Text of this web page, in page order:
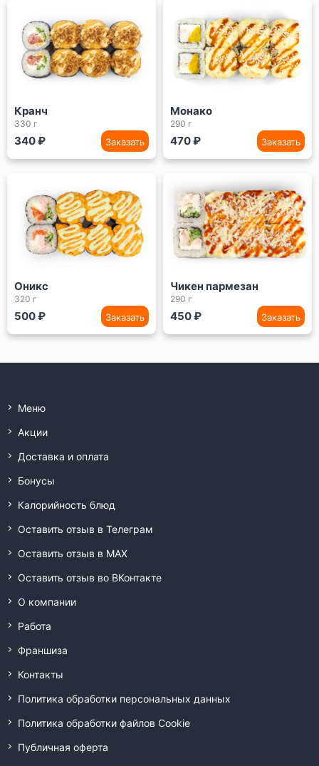
Кранч
330 г
340 ₽ Заказать
Монако
290 г
470 ₽ Заказать
Оникс
320 г
500 ₽ Заказать
Чикен пармезан
290 г
450 ₽ Заказать
Меню
Акции
Доставка и оплата
Бонусы
Калорийность блюд
Оставить отзыв в Телеграм
Оставить отзыв в MAX
Оставить отзыв во ВКонтакте
О компании
Работа
Франшиза
Контакты
Политика обработки персональных данных
Политика обработки файлов Cookie
Публичная оферта